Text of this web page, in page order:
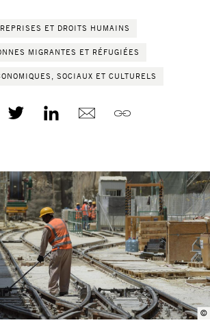
ET DROITS HUMAINS
MIGRANTES ET RÉFUGIÉES
SOCIAUX ET CULTURELS
©